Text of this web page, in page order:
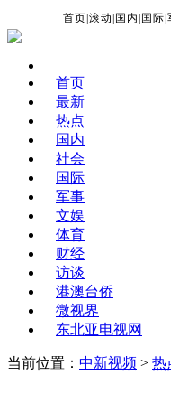
首页 |滚动 国内 国际 |
首页
最新
热点
国内
社会
国际
军事
文娱
体育
财经
访谈
港澳台侨
微视界
东北亚电视网
当前位置： 中新视频 > 热